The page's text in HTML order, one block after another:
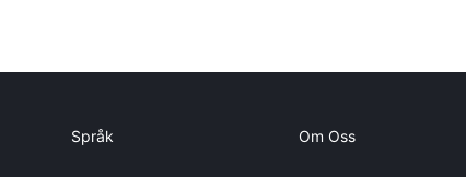
Språk Om Oss